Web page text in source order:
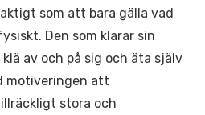
som att bara gälla vad
Den som klarar sin
av och på sig och äta själv
motiveringen att
stora och